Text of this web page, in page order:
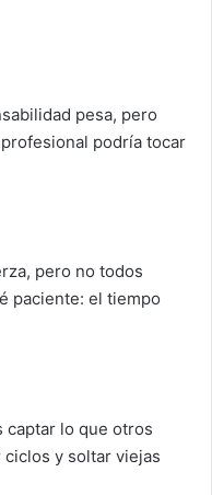
pesa, pero
podría tocar
pero no todos
paciente: el tiempo
captar lo que otros
y soltar viejas